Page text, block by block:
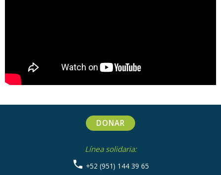
DONAR
Línea solidaria:
+52 (951) 144 39 65